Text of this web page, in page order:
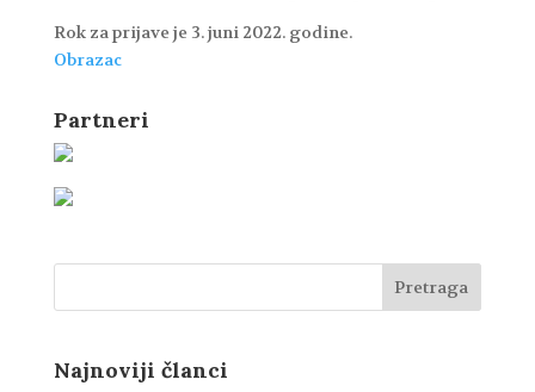
Rok za prijave je 3. juni 2022. godine.
Obrazac
Partneri
Najnoviji članci